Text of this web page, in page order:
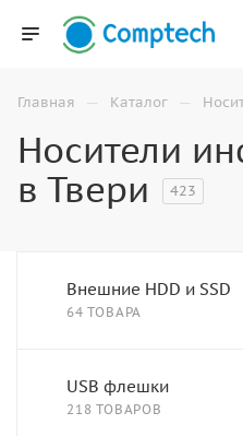
Главная — Каталог —
Носители
в Твери
423
Внешние HDD и SSD
64 ТОВАРА
USB флешки
218 ТОВАРОВ